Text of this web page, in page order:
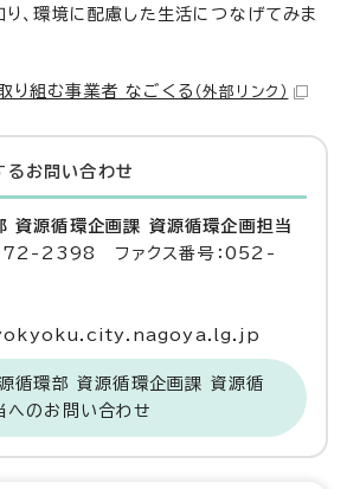
り、環境に配慮した生活につなげてみま
り組む事業者_なごくる （外部リンク）
る お問い合わせ
資源循環企画課 資源循環企画担当
2398 ファクス番号：052-
循環部 資源循環企画課 資源循
へのお問い合わせ